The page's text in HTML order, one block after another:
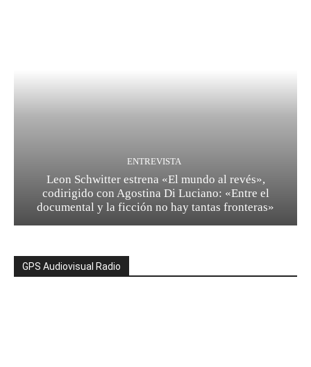
ENTREVISTA
Leon Schwitter estrena «El mundo al revés»,
codirigido con Agostina Di Luciano: «Entre el
documental y la ficción no hay tantas fronteras»
GPS Audiovisual Radio